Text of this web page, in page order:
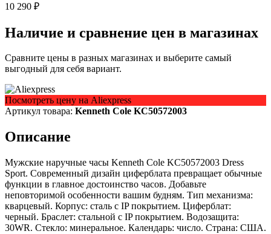
10 290 ₽
Наличие и сравнение цен в магазинах
Сравните цены в разных магазинах и выберите самый
выгодный для себя вариант.
Посмотреть цену на Aliexpress
Артикул товара: Kenneth Cole KC50572003
Описание
Мужские наручные часы Kenneth Cole KC50572003 Dress
Sport. Современный дизайн циферблата превращает обычные
функции в главное достоинство часов. Добавьте
неповторимой особенности вашим будням. Тип механизма:
кварцевый. Корпус: сталь с IP покрытием. Циферблат:
черный. Браслет: стальной с IP покрытием. Водозащита:
30WR. Стекло: минеральное. Календарь: число. Страна: США.